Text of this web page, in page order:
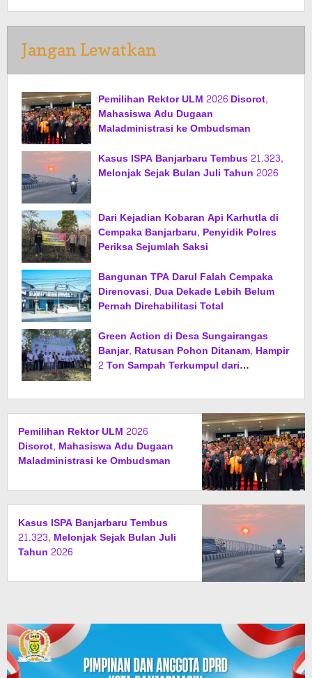
Jangan Lewatkan
Pemilihan Rektor ULM 2026 Disorot,
Mahasiswa Adu Dugaan
Maladministrasi ke Ombudsman
Kasus ISPA Banjarbaru Tembus 21.323,
Melonjak Sejak Bulan Juli Tahun 2026
Dari Kejadian Kobaran Api Karhutla di
Cempaka Banjarbaru, Penyidik Polres
Periksa Sejumlah Saksi
Bangunan TPA Darul Falah Cempaka
Direnovasi, Dua Dekade Lebih Belum
Pernah Direhabilitasi Total
Green Action di Desa Sungairangas
Banjar, Ratusan Pohon Ditanam, Hampir
2 Ton Sampah Terkumpul dari
Pemilihan Rektor ULM 2026
Disorot, Mahasiswa Adu Dugaan
Maladministrasi ke Ombudsman
Kasus ISPA Banjarbaru Tembus
21.323, Melonjak Sejak Bulan Juli
Tahun 2026